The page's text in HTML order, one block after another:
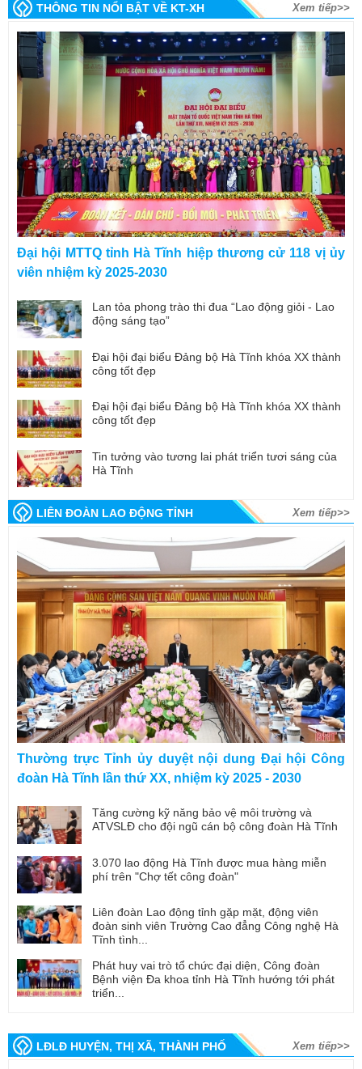
THÔNG TIN NỔI BẬT VỀ KT-XH Xem tiếp>>
Đại hội MTTQ tỉnh Hà Tĩnh hiệp thương cử 118 vị ủy
viên nhiệm kỳ 2025-2030
Lan tỏa phong trào thi đua “Lao động giỏi - Lao
động sáng tạo”
Đại hội đại biểu Đảng bộ Hà Tĩnh khóa XX thành
công tốt đẹp
Đại hội đại biểu Đảng bộ Hà Tĩnh khóa XX thành
công tốt đẹp
Tin tưởng vào tương lai phát triển tươi sáng của
Hà Tĩnh
LIÊN ĐOÀN LAO ĐỘNG TỈNH Xem tiếp>>
Thường trực Tỉnh ủy duyệt nội dung Đại hội Công
đoàn Hà Tĩnh lần thứ XX, nhiệm kỳ 2025 - 2030
Tăng cường kỹ năng bảo vệ môi trường và
ATVSLĐ cho đội ngũ cán bộ công đoàn Hà Tĩnh
3.070 lao động Hà Tĩnh được mua hàng miễn
phí trên "Chợ tết công đoàn"
Liên đoàn Lao động tỉnh gặp mặt, động viên
đoàn sinh viên Trường Cao đẳng Công nghệ Hà
Tĩnh tình...
Phát huy vai trò tổ chức đại diện, Công đoàn
Bệnh viện Đa khoa tỉnh Hà Tĩnh hướng tới phát
triển...
LĐLĐ HUYỆN, THỊ XÃ, THÀNH PHỐ Xem tiếp>>